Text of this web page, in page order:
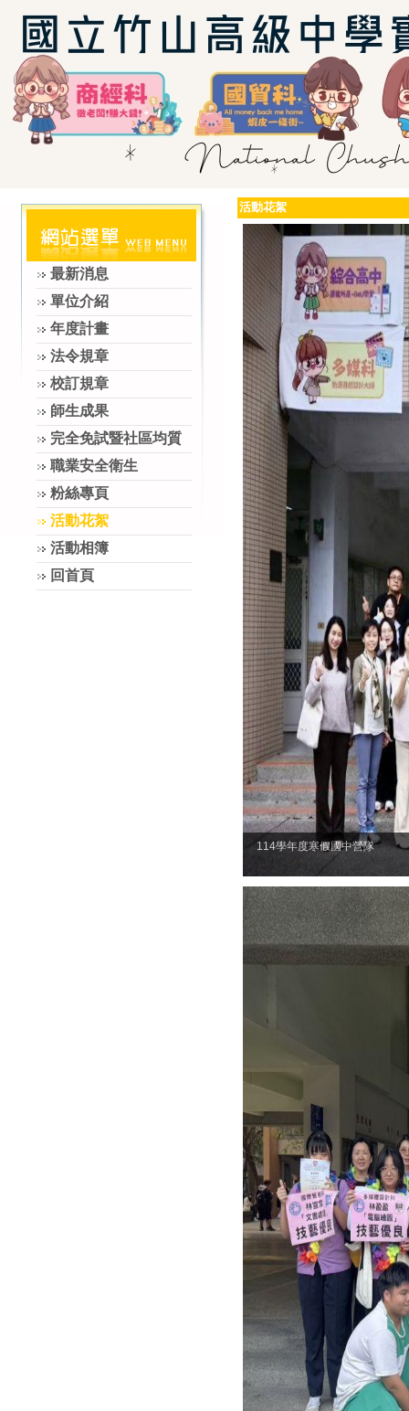
最新消息
單位介紹
年度計畫
法令規章
校訂規章
師生成果
完全免試暨社區均質
職業安全衛生
粉絲專頁
活動花絮
活動相簿
回首頁
活動花絮